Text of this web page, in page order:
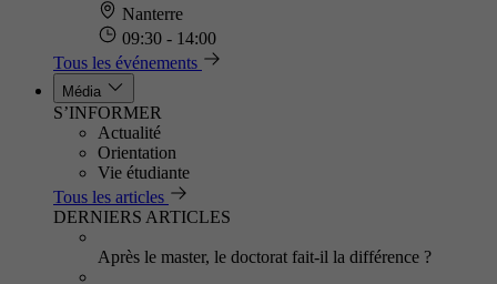
Nanterre
09:30 - 14:00
Tous les événements
Média
S’INFORMER
Actualité
Orientation
Vie étudiante
Tous les articles
DERNIERS ARTICLES
Après le master, le doctorat fait-il la différence ?